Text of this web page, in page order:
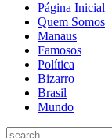
Página Inicial
Quem Somos
Manaus
Famosos
Política
Bizarro
Brasil
Mundo